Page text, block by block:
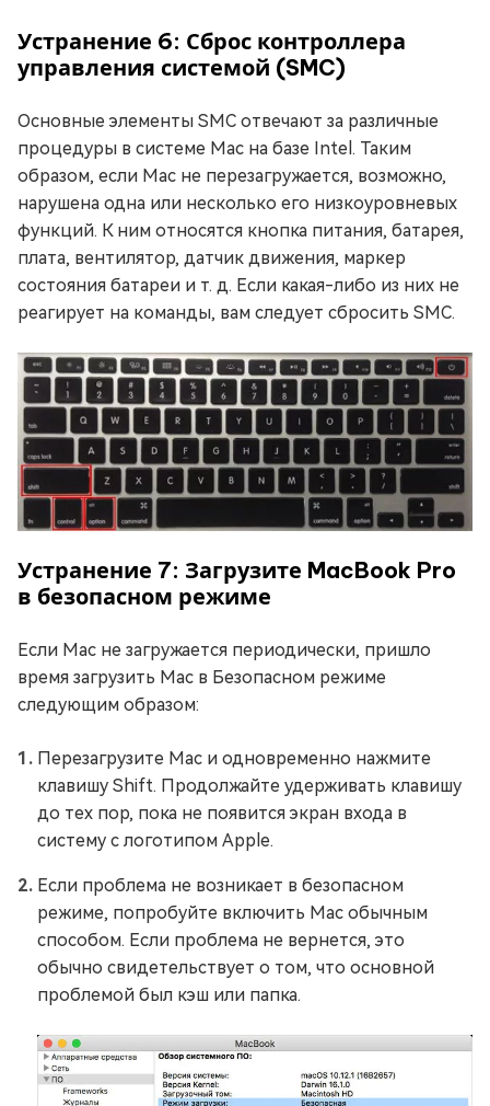
Устранение 6: Сброс контроллера
управления системой (SMC)
Основные элементы SMC отвечают за различные
процедуры в системе Mac на базе Intel. Таким
образом, если Mac не перезагружается, возможно,
нарушена одна или несколько его низкоуровневых
функций. К ним относятся кнопка питания, батарея,
плата, вентилятор, датчик движения, маркер
состояния батареи и т. д. Если какая-либо из них не
реагирует на команды, вам следует сбросить SMC.
Устранение 7: Загрузите MacBook Pro
в безопасном режиме
Если Mac не загружается периодически, пришло
время загрузить Mac в Безопасном режиме
следующим образом:
Перезагрузите Mac и одновременно нажмите
клавишу Shift. Продолжайте удерживать клавишу
до тех пор, пока не появится экран входа в
систему с логотипом Apple.
Если проблема не возникает в безопасном
режиме, попробуйте включить Mac обычным
способом. Если проблема не вернется, это
обычно свидетельствует о том, что основной
проблемой был кэш или папка.